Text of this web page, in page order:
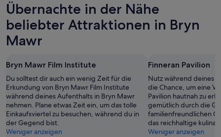
Übernachte in der Nähe
beliebter Attraktionen in Bryn
Mawr
Bryn Mawr Film Institute
Du solltest dir auch ein wenig Zeit für die
Erkundung von Bryn Mawr Film Institute
während deines Aufenthalts in Bryn Mawr
nehmen. Plane etwas Zeit ein, um das tolle
Einkaufsviertel zu besuchen, während du in
der Gegend bist.
Weniger anzeigen
Finneran Pavilion
Nutz während deines
die Chance, um eine
Pavilion hautnah zu
gemütlich durch die
familienfreundlichen
das reichhaltige
Weniger anzeigen